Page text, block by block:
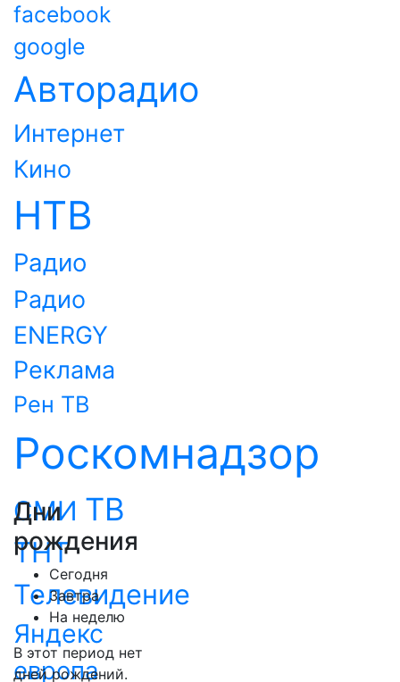
facebook
google
Авторадио
Интернет
Кино
НТВ
Радио
Радио
ENERGY
Реклама
Рен ТВ
Роскомнадзор
СМИ ТВ
ТНТ
Телевидение
Яндекс
европа
Дни
рождения
Сегодня
Завтра
На неделю
В этот период нет
дней рождений.